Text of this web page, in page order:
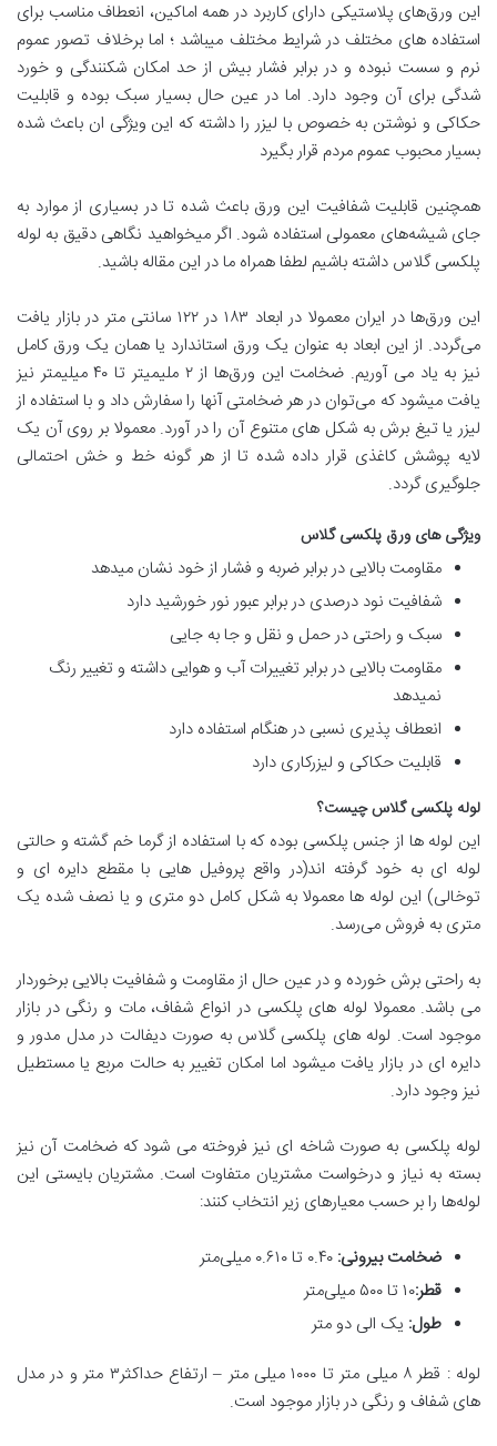
این ورق‌های پلاستیکی دارای کاربرد در همه اماکین، انعطاف مناسب برای
استفاده های مختلف در شرایط مختلف میباشد ؛ اما برخلاف تصور عموم
نرم و سست نبوده و در برابر فشار بیش از حد امکان شکنندگی و خورد
شدگی برای آن وجود دارد. اما در عین حال بسیار سبک بوده و قابلیت
حکاکی و نوشتن به خصوص با لیزر را داشته که این ویژگی ان باعث شده
بسیار محبوب عموم مردم قرار بگیرد
همچنین قابلیت شفافیت این ورق باعث شده تا در بسیاری از موارد به
جای شیشه‌های معمولی استفاده شود. اگر میخواهید نگاهی دقیق به لوله
پلکسی گلاس داشته باشیم لطفا همراه ما در این مقاله باشید.
این ورق‌ها در ایران معمولا در ابعاد ۱۸۳ در ۱۲۲ سانتی متر در بازار یافت
می‌گردد. از این ابعاد به عنوان یک ورق استاندارد یا همان یک ورق کامل
نیز به یاد می آوریم. ضخامت این ورق‌ها از ۲ ملیمیتر تا ۴۰ میلیمتر نیز
یافت میشود که می‌توان در هر ضخامتی آنها را سفارش داد و با استفاده از
لیزر یا تیغ برش به شکل های متنوع آن را در آورد. معمولا بر روی آن یک
لایه پوشش کاغذی قرار داده شده تا از هر گونه خط و خش احتمالی
جلوگیری گردد.
ویژگی های ورق پلکسی گلاس
مقاومت بالایی در برابر ضربه و فشار از خود نشان میدهد
شفافیت نود درصدی در برابر عبور نور خورشید دارد
سبک و راحتی در حمل و نقل و جا به جایی
مقاومت بالایی در برابر تغییرات آب و هوایی داشته و تغییر رنگ
نمیدهد
انعطاف پذیری نسبی در هنگام استفاده دارد
قابلیت حکاکی و لیزرکاری دارد
لوله پلکسی گلاس چیست؟
این لوله ها از جنس پلکسی بوده که با استفاده از گرما خم گشته و حالتی
لوله ای به خود گرفته اند(در واقع پروفیل هایی با مقطع دایره ای و
توخالی) این لوله ها معمولا به شکل کامل دو متری و یا نصف شده یک
متری به فروش می‌رسد.
به راحتی برش خورده و در عین حال از مقاومت و شفافیت بالایی برخوردار
می باشد. معمولا لوله های پلکسی در انواع شفاف، مات و رنگی در بازار
موجود است. لوله های پلکسی گلاس به صورت دیفالت در مدل مدور و
دایره ای در بازار یافت میشود اما امکان تغییر به حالت مربع یا مستطیل
نیز وجود دارد.
لوله پلکسی به صورت شاخه ای نیز فروخته می شود که ضخامت آن نیز
بسته به نیاز و درخواست مشتریان متفاوت است. مشتریان بایستی این
لوله‌ها را بر حسب معیارهای زیر انتخاب کنند:
ضخامت بیرونی:
قطر:۱۰ تا ۵۰۰ میلی‌متر
طول: یک الی دو متر
لوله : قطر ۸ میلی متر تا ۱۰۰۰ میلی متر – ارتفاع حداکثر۳ متر و در مدل
های شفاف و رنگی در بازار موجود است.